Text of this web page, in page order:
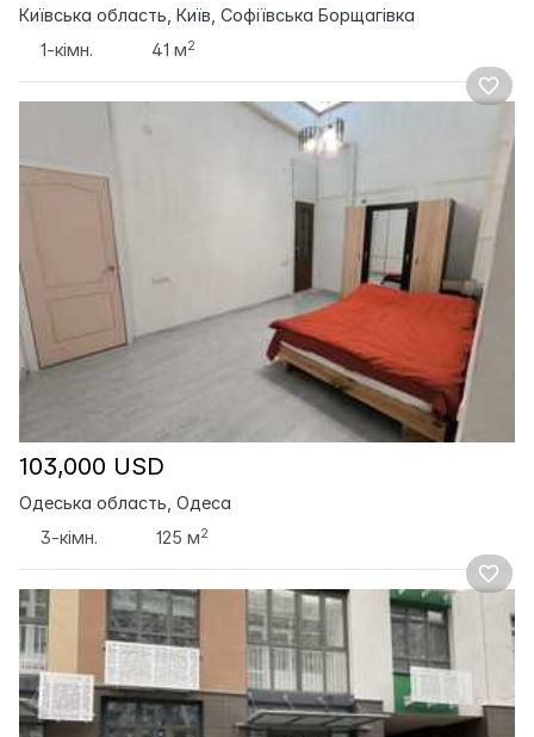
Київська область, Київ, Софіївська Борщагівка
1-кімн.
41 м2
103,000 USD
Одеська область, Одеса
3-кімн.
125 м2